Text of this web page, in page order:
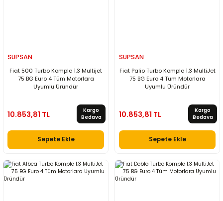
SUPSAN
Fiat 500 Turbo Komple 1.3 Multijet
75 BG Euro 4 Tüm Motorlara
Uyumlu Üründür
10.853,81 TL
Kargo
Bedava
Sepete Ekle
SUPSAN
Fiat Palio Turbo Komple 1.3 MultiJet
75 BG Euro 4 Tüm Motorlara
Uyumlu Üründür
10.853,81 TL
Kargo
Bedava
Sepete Ekle